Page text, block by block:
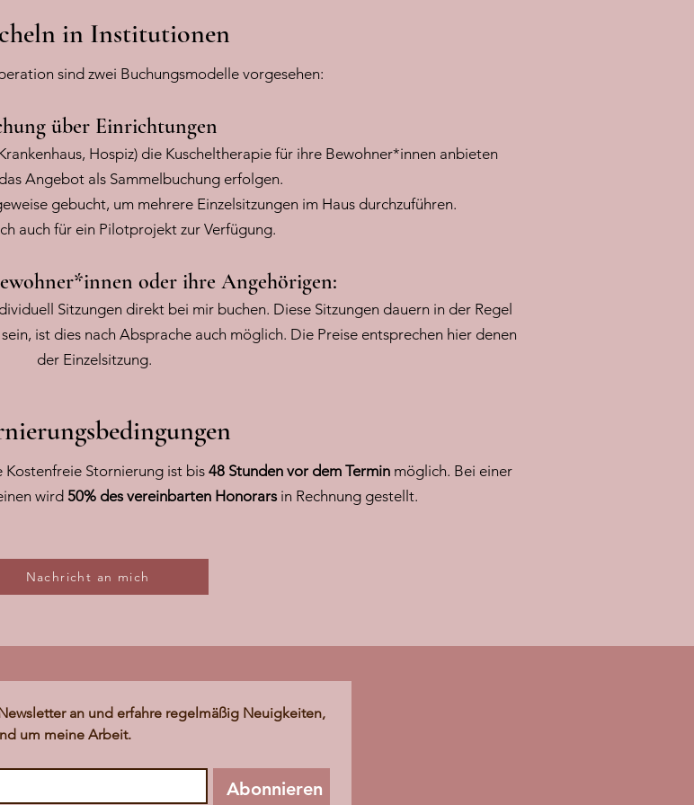
in Institutionen
sind zwei Buchungsmodelle vorgesehen:
über Einrichtungen
Hospiz) die Kuscheltherapie für ihre Bewohner*innen anbieten
Angebot als Sammelbuchung erfolgen.
gebucht, um mehrere Einzelsitzungen im Haus durchzuführen.
auch für ein Pilotprojekt zur Verfügung.
oder ihre Angehörigen:
Sitzungen direkt bei mir buchen. Diese Sitzungen dauern in der Regel
ist dies nach Absprache auch möglich. Die Preise entsprechen hier denen
der Einzelsitzung.​​​​​​​
Kostenfreie Stornierung ist bis 48 Stunden vor dem Termin möglich. Bei einer
wird 50% des vereinbarten Honorarsin Rechnung gestellt.
Nachricht an mich
an und erfahre regelmäßig Neuigkeiten,
um meine Arbeit.
Abonnieren